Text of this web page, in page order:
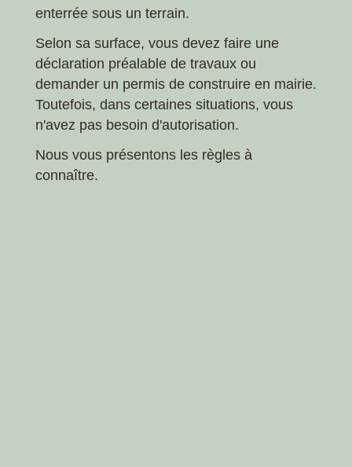
enterrée sous un terrain.
Selon sa surface, vous devez faire une
déclaration préalable de travaux ou
demander un permis de construire en mairie.
Toutefois, dans certaines situations, vous
n'avez pas besoin d'autorisation.
Nous vous présentons les règles à
connaître.